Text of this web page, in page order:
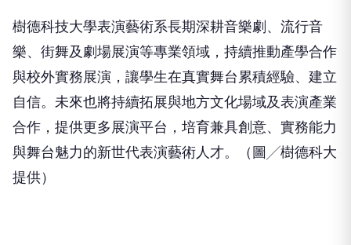
樹德科技大學表演藝術系長期深耕音樂劇、流行音
樂、街舞及劇場展演等專業領域，持續推動產學合作
與校外實務展演，讓學生在真實舞台累積經驗、建立
自信。未來也將持續拓展與地方文化場域及表演產業
合作，提供更多展演平台，培育兼具創意、實務能力
與舞台魅力的新世代表演藝術人才。（圖╱樹德科大
提供）